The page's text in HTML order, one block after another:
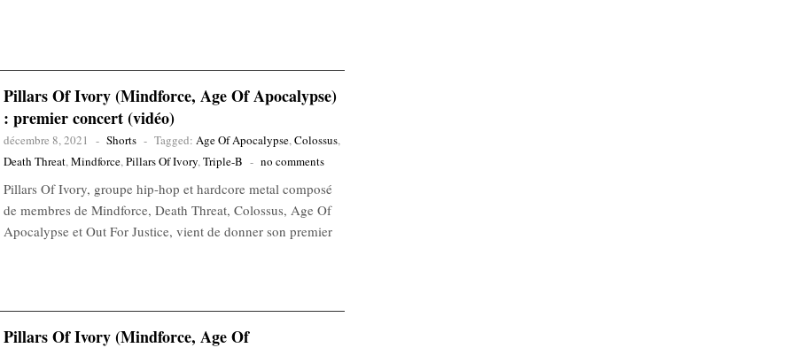
Pillars Of Ivory (Mindforce, Age Of Apocalypse)
: premier concert (vidéo)
décembre 8, 2021 - Shorts - Tagged: Age Of Apocalypse,Colossus,
Death Threat,Mindforce,Pillars Of Ivory,Triple-B - no comments
Pillars Of Ivory, groupe hip-hop et hardcore metal composé
de membres de Mindforce, Death Threat, Colossus, Age Of
Apocalypse et Out For Justice, vient de donner son premier
Pillars Of Ivory (Mindforce, Age Of